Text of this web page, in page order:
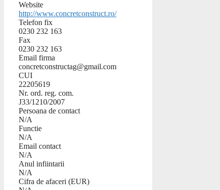
Website
http://www.concretconstruct.ro/
Telefon fix
0230 232 163
Fax
0230 232 163
Email firma
concretconstructag@gmail.com
CUI
22205619
Nr. ord. reg. com.
J33/1210/2007
Persoana de contact
N/A
Functie
N/A
Email contact
N/A
Anul infiintarii
N/A
Cifra de afaceri (EUR)